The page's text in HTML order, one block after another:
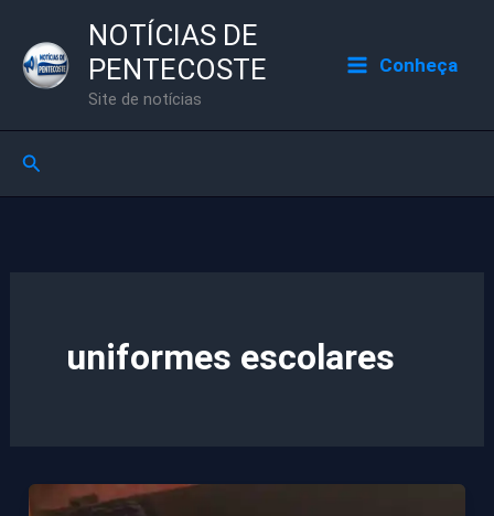
para
NOTÍCIAS DE
PENTECOSTE
Site de notícias
Conheça
Pesquisar
uniformes escolares